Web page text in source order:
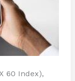
60 Index),